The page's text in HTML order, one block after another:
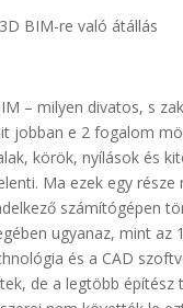
BIM-re való átállás
– milyen divatos, s
jobban e 2 fogalom
körök, nyílások és
Ma ezek egy része
számítógépen
ugyanaz, mint az
és a CAD
de a legtöbb építész